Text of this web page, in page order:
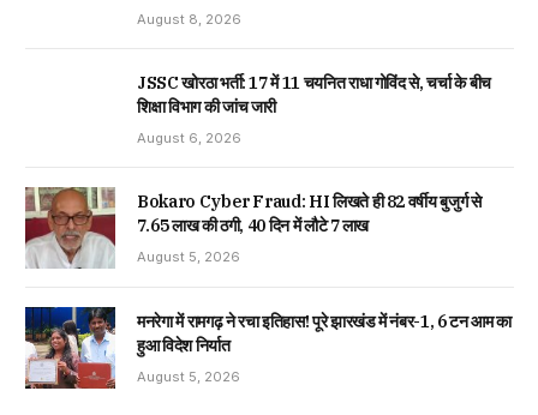
August 8, 2026
JSSC खोरठा भर्ती: 17 में 11 चयनित राधा गोविंद से, चर्चा के बीच
शिक्षा विभाग की जांच जारी
August 6, 2026
Bokaro Cyber Fraud: HI लिखते ही 82 वर्षीय बुजुर्ग से
₹7.65 लाख की ठगी, 40 दिन में लौटे ₹7 लाख
August 5, 2026
मनरेगा में रामगढ़ ने रचा इतिहास! पूरे झारखंड में नंबर-1, 6 टन आम का
हुआ विदेश निर्यात
August 5, 2026